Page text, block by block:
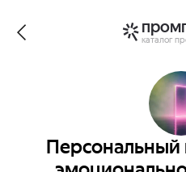
каталог